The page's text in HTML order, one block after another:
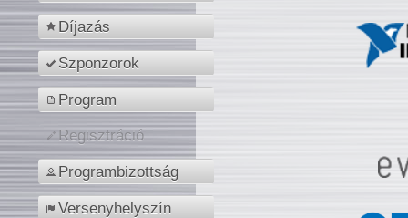
Díjazás
Szponzorok
Program
Regisztráció
Programbizottság
Versenyhelyszín